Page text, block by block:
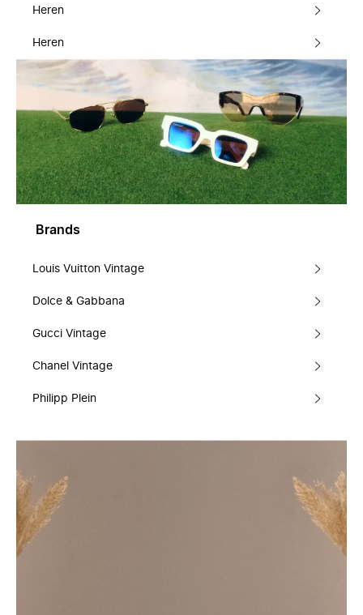
Heren
Heren
Brands
Louis Vuitton Vintage
Dolce & Gabbana
Gucci Vintage
Chanel Vintage
Philipp Plein